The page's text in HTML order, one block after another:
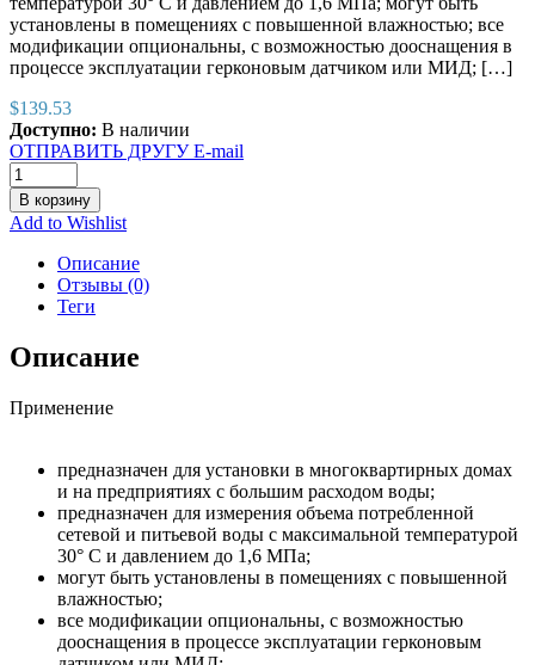
установлены в помещениях с повышенной влажностью; все
модификации опциональны, с возможностью дооснащения в
процессе эксплуатации герконовым датчиком или МИД; […]
$139.53
Доступно: В наличии
ОТПРАВИТЬ ДРУГУ E-mail
В корзину
Add to Wishlist
Описание
Отзывы (0)
Теги
Описание
Применение
предназначен для установки в многоквартирных домах
и на предприятиях с большим расходом воды;
предназначен для измерения объема потребленной
сетевой и питьевой воды с максимальной температурой
30° C и давлением до 1,6 МПа;
могут быть установлены в помещениях с повышенной
влажностью;
все модификации опциональны, с возможностью
дооснащения в процессе эксплуатации герконовым